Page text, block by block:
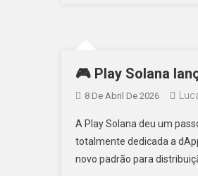
🎮 Play Solana
8 De Abril De 2026
A Play Solana deu um
totalmente dedicada a
novo padrão para